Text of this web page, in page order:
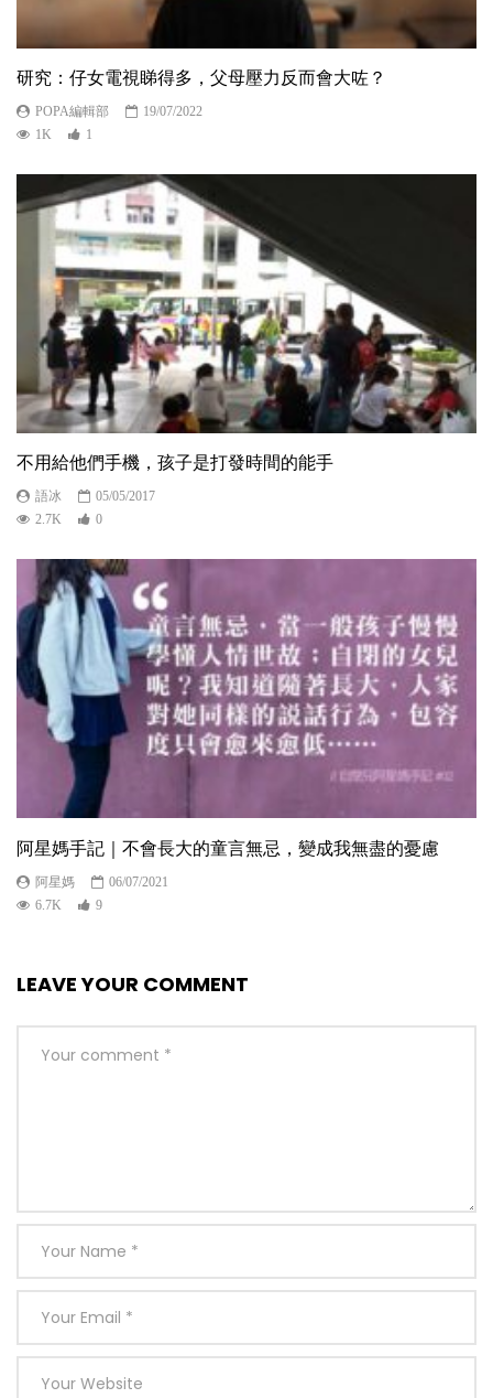
研究：仔女電視睇得多，父母壓力反而會大咗？
POPA編輯部
19/07/2022
1K
1
不用給他們手機，孩子是打發時間的能手
語冰
05/05/2017
2.7K
0
阿星媽手記｜不會長大的童言無忌，變成我無盡的憂慮
阿星媽
06/07/2021
6.7K
9
LEAVE YOUR COMMENT